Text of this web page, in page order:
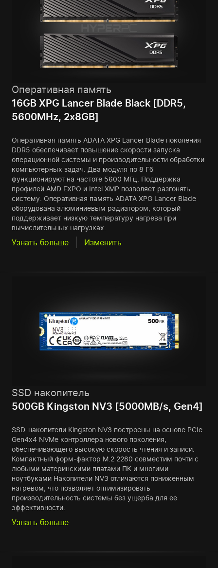
Оперативная память
16GB XPG Lancer Blade Black [DDR5,
5600MHz, 2x8GB]
Оперативная память ADATA XPG Lancer Blade поколения
DDR5 обеспечивает повышение скорости запуска
операционной системы и производительности обработки
компьютерных задач. Два модуля по 8 Гб
функционируют на частоте 5600 МГц. Поддержка
профилей AMD EXPO и Intel XMP позволяет разгонять
систему. Оперативная память ADATA XPG Lancer Blade
оборудована алюминиевым радиатором, который
поддерживает низкую температуру нагрева при
вычислительных нагрузках.
Узнать больше Изменить
SSD накопитель
500GB Kingston NV3 [5000MB/s, Gen4]
SSD-накопители Kingston NV3 построены на основе PCIe
Gen4x4 NVMe контроллера нового поколения,
обеспечивающего высокую скорость чтения и записи.
Компактный форм-фактор M.2 2280 совместим почти с
любыми материнскими платами ПК и многими
ноутбуками Накопители NV3 отличаются пониженным
нагревом, что позволяет оптимизировать
производительность системы без ущерба для ее
эффективности.
Узнать больше